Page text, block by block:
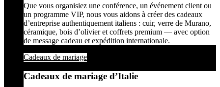
Que vous organisiez une conférence, un événement client ou
un programme VIP, nous vous aidons à créer des cadeaux
d’entreprise authentiquement italiens : cuir, verre de Murano,
céramique, bois d’olivier et coffrets premium — avec option
de message cadeau et expédition internationale.
Cadeaux de mariage
Cadeaux de mariage d’Italie